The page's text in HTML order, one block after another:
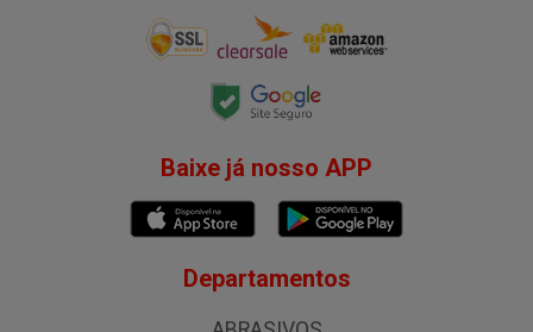
Baixe já nosso APP
Departamentos